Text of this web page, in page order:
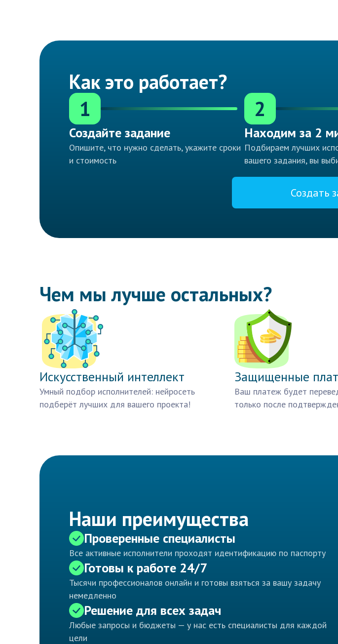
Как это работает?
1
Создайте задание
Опишите, что нужно сделать, укажите сроки
и стоимость
2
Находим за 2
Подбираем лучших
вашего задания, вы
Создать
Чем мы лучше остальных?
Искусственный интеллект
Умный подбор исполнителей: нейросеть
подберёт лучших для вашего проекта!
Защищенные
Ваш платеж будет
только после
Наши преимущества
Проверенные специалисты
Все активные исполнители проходят идентификацию по паспорту
Готовы к работе 24/7
Тысячи профессионалов онлайн и готовы взяться за вашу задачу
немедленно
Решение для всех задач
Любые запросы и бюджеты — у нас есть специалисты для каждой
цели